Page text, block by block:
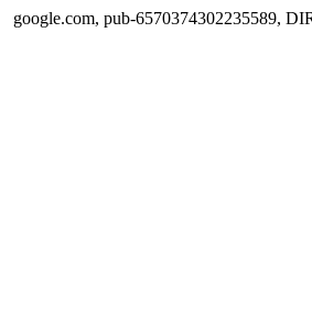
google.com, pub-6570374302235589,